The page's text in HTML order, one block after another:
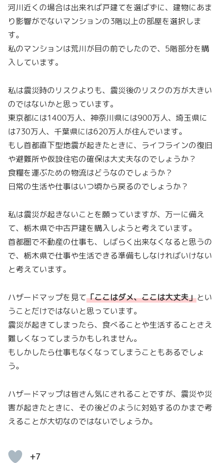
河川近くの場合は出来れば戸建てを選ばずに、建物にあま
り影響がでないマンションの3階以上の部屋を選択しま
す。
私のマンションは荒川が目の前でしたので、5階部分を購
入しています。
私は震災時のリスクよりも、震災後のリスクの方が大きい
のではないかと思っています。
東京都には1400万人、神奈川県には900万人、埼玉県に
は730万人、千葉県には620万人が住んでいます。
もし首都直下型地震が起きたときに、ライフラインの復旧
や避難所や仮設住宅の確保は大丈夫なのでしょうか？
食糧を運ぶための物流はどうなのでしょうか？
日常の生活や仕事はいつ頃から戻るのでしょうか？
私は震災が起きないことを願っていますが、万一に備え
て、栃木県で中古戸建を購入しようと考えています。
首都圏で不動産の仕事も、しばらく出来なくなると思うの
で、栃木県で仕事や生活できる準備もしなければいけない
と考えています。
ハザードマップを見て「ここはダメ、ここは大丈夫」とい
うことだけではないと思っています。
震災が起きてしまったら、食べることや生活することさえ
難しくなってしまうかもしれません。
もしかしたら仕事もなくなってしまうこともあるでしょ
う。
ハザードマップは皆さん気にされることですが、震災や災
害が起きたときに、その後どのように対処するのかまで考
えることが大切なのではないでしょうか。
+7